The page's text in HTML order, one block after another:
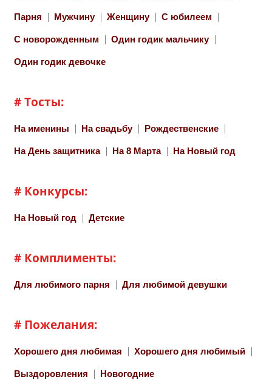
Парня Мужчину Женщину С юбилеем
С новорожденным Один годик мальчику
Один годик девочке
# Тосты:
На именины На свадьбу Рождественские
На День защитника На 8 Марта На Новый год
# Конкурсы:
На Новый год Детские
# Комплименты:
Для любимого парня Для любимой девушки
# Пожелания:
Хорошего дня любимая Хорошего дня любимый
Выздоровления Новогодние